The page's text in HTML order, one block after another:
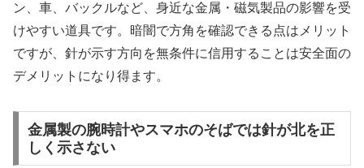
ン、車、バックルなど、身近な金属・磁気製品の影響を受
けやすい道具です。暗闇で方角を確認できる点はメリット
ですが、針が示す方向を無条件に信用することは安全面の
デメリットになり得ます。
金属製の腕時計やスマホのそばでは針が北を正
しく示さない